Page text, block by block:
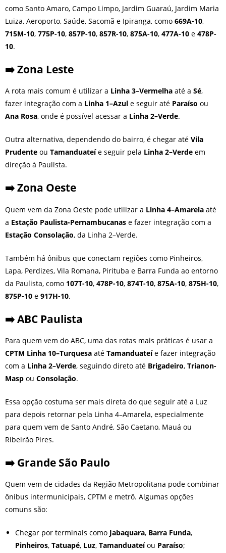
como Santo Amaro, Campo Limpo, Jardim Guaraú, Jardim Maria
Luiza, Aeroporto, Saúde, Sacomã e Ipiranga, como 669A-10,
715M-10, 775P-10, 857P-10, 857R-10, 875A-10, 477A-10 e 478P-
10.
➡️ Zona Leste
A rota mais comum é utilizar a Linha 3–Vermelha até a Sé,
fazer integração com a Linha 1–Azul e seguir até Paraíso ou
Ana Rosa, onde é possível acessar a Linha 2–Verde.
Outra alternativa, dependendo do bairro, é chegar até Vila
Prudente ou Tamanduateíe seguir pela Linha 2–Verde em
direção à Paulista.
➡️ Zona Oeste
Quem vem da Zona Oeste pode utilizar a Linha 4–Amarela até
a Estação Paulista-Pernambucanas e fazer integração com a
Estação Consolação, da Linha 2–Verde.
Também há ônibus que conectam regiões como Pinheiros,
Lapa, Perdizes, Vila Romana, Pirituba e Barra Funda ao entorno
da Paulista, como 107T-10, 478P-10, 874T-10, 875A-10, 875H-10,
875P-10 e 917H-10.
➡️ ABC Paulista
Para quem vem do ABC, uma das rotas mais práticas é usar a
CPTM Linha 10–Turquesa até Tamanduateíe fazer integração
com a Linha 2–Verde, seguindo direto até Brigadeiro, Trianon-
Masp ou Consolação.
Essa opção costuma ser mais direta do que seguir até a Luz
para depois retornar pela Linha 4–Amarela, especialmente
para quem vem de Santo André, São Caetano, Mauá ou
Ribeirão Pires.
➡️ Grande São Paulo
Quem vem de cidades da Região Metropolitana pode combinar
ônibus intermunicipais, CPTM e metrô. Algumas opções
comuns são:
Chegar por terminais como Jabaquara, Barra Funda,
Pinheiros, Tatuapé, Luz, Tamanduateíou Paraíso;